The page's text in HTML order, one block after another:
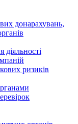
донарахувань,
ризиків